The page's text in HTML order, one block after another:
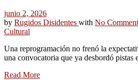
junio 2, 2026
by Rugidos Disidentes with No Comment
Cultural
Una reprogramación no frenó la
una convocatoria que ya desbordó pistas
Read More